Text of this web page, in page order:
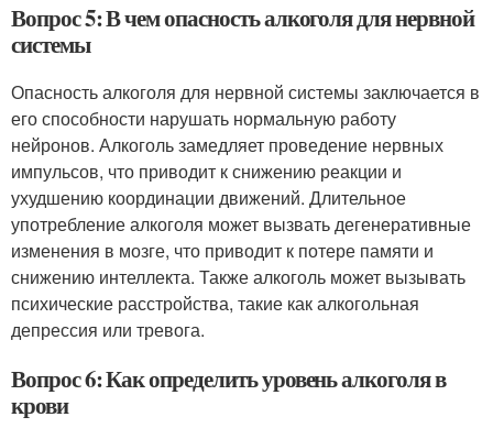
Вопрос 5: В чем опасность алкоголя для нервной
системы
Опасность алкоголя для нервной системы заключается в
его способности нарушать нормальную работу
нейронов. Алкоголь замедляет проведение нервных
импульсов, что приводит к снижению реакции и
ухудшению координации движений. Длительное
употребление алкоголя может вызвать дегенеративные
изменения в мозге, что приводит к потере памяти и
снижению интеллекта. Также алкоголь может вызывать
психические расстройства, такие как алкогольная
депрессия или тревога.
Вопрос 6: Как определить уровень алкоголя в
крови